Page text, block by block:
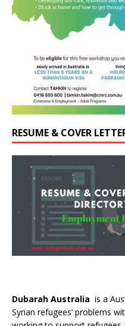
RESUME & COVER
Dubarah Australia is a
Syrian refugees’ problems